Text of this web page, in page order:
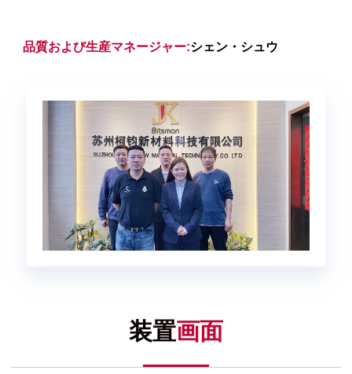
品質および生産マネージャー:シェン・シュウ
装置画面